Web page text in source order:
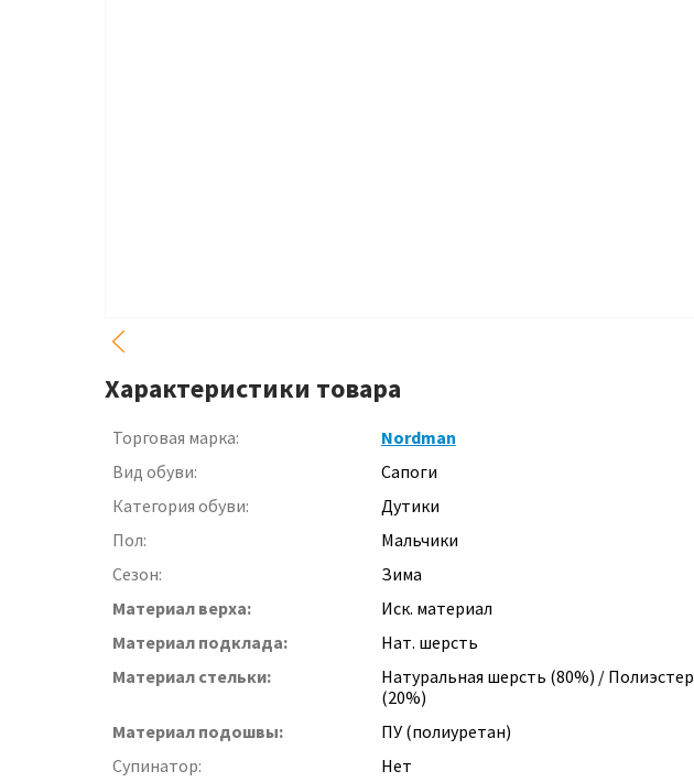
Характеристики товара
Торговая марка:
Nordman
Вид обуви:
Сапоги
Категория обуви:
Дутики
Пол:
Мальчики
Сезон:
Зима
Материал верха:
Иск. материал
Материал подклада:
Нат. шерсть
Материал стельки:
Натуральная шерсть (80%) / Полиэстер
(20%)
Материал подошвы:
ПУ (полиуретан)
Супинатор:
Нет